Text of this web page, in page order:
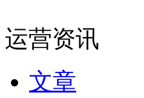
运营资讯
文章